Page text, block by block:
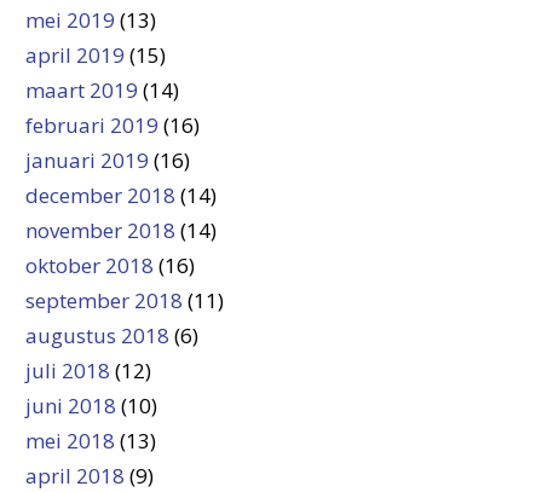
mei 2019 (13)
april 2019 (15)
maart 2019 (14)
februari 2019 (16)
januari 2019 (16)
december 2018 (14)
november 2018 (14)
oktober 2018 (16)
september 2018 (11)
augustus 2018 (6)
juli 2018 (12)
juni 2018 (10)
mei 2018 (13)
april 2018 (9)